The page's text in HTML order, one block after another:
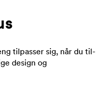
tilpasser sig, når du til-
design og